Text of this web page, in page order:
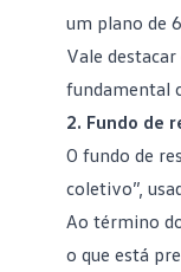
um plano de
Vale
fundamental
2. Fundo de
O fundo de
coletivo”,
Ao término
o que está